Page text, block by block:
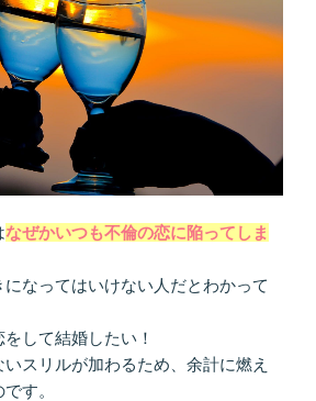
なぜかいつも不倫の恋に陥ってしま
なってはいけない人だとわかって
して結婚したい！
スリルが加わるため、余計に燃え
す。